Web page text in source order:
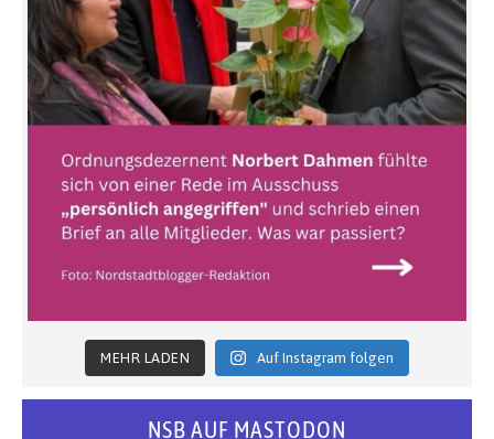
MEHR LADEN Auf Instagram folgen
NSB AUF MASTODON